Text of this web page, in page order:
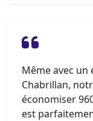
Même avec un
Chabrillan,
économiser
est